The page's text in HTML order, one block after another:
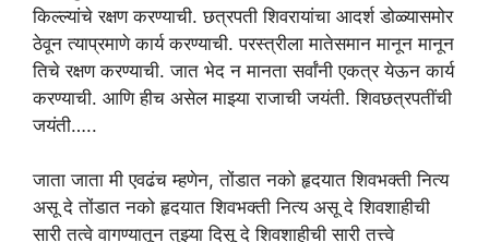
किल्ल्यांचे रक्षण करण्याची. छत्रपती शिवरायांचा आदर्श डोळ्यासमोर
ठेवून त्याप्रमाणे कार्य करण्याची. परस्त्रीला मातेसमान मानून मानून
तिचे रक्षण करण्याची. जात भेद न मानता सर्वांनी एकत्र येऊन कार्य
करण्याची. आणि हीच असेल माझ्या राजाची जयंती. शिवछत्रपतींची
जयंती…..
जाता जाता मी एवढंच म्हणेन, तोंडात नको हृदयात शिवभक्ती नित्य
असू दे तोंडात नको हृदयात शिवभक्ती नित्य असू दे शिवशाहीची
सारी तत्वे वागण्यातून तुझ्या दिसू दे शिवशाहीची सारी तत्त्वे